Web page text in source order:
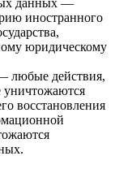
иностранного
юридическому
любые действия,
уничтожаются
восстановления